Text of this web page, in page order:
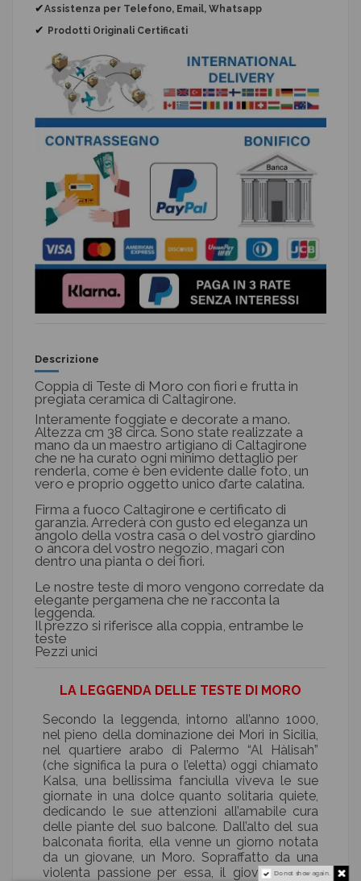
✔Assistenza per Telefono, Email, Whatsapp
✔ Prodotti Originali Certificati
Descrizione
Coppia di Teste di Moro con fiori e frutta in
pregiata ceramica di Caltagirone.
Interamente foggiate e decorate a mano.
Altezza cm 38 circa. Sono state realizzate a
mano da un maestro artigiano di Caltagirone
che ne ha curato ogni minimo dettaglio per
renderla, come è ben evidente dalle foto, un
vero e proprio oggetto unico d’arte calatina.
Firma a fuoco Caltagirone e certificato di
garanzia. Arrederà con gusto ed eleganza un
angolo della vostra casa o del vostro giardino
o ancora del vostro negozio, magari con
dentro una pianta o dei fiori.
Le nostre teste di moro vengono corredate da
elegante pergamena che ne racconta la
leggenda.
Il prezzo si riferisce alla coppia, entrambe le
teste
Pezzi unici
LA LEGGENDA DELLE TESTE DI MORO
Secondo la leggenda, intorno all’anno 1000,
nel pieno della dominazione dei Mori in Sicilia,
nel quartiere arabo di Palermo “Al Hàlisah”
(che significa la pura o l’eletta) oggi chiamato
Kalsa, una bellissima fanciulla viveva le sue
giornate in una dolce quanto solitaria quiete,
dedicando le sue attenzioni all’amabile cura
delle piante del suo balcone. Dall’alto del sua
balconata fiorita, ella venne un giorno notata
da un giovane, un Moro. Sopraffatto da una
violenta passione per essa, il giovane Moro
Do not show again.